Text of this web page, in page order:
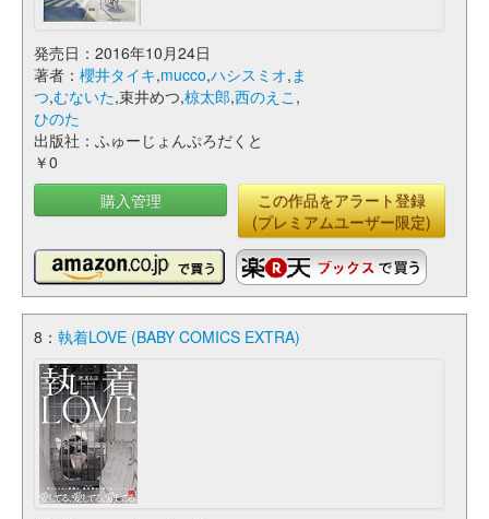
発売日：2016年10月24日
著者： 櫻井タイキ,mucco,ハシスミオ,ま
つ,むないた,束井めつ,椋太郎,西のえこ ,
ひのた
出版社：ふゅーじょんぷろだくと
￥0
購入管理
この作品をアラート登録
(プレミアムユーザー限定)
8： 執着LOVE (BABY COMICS EXTRA)